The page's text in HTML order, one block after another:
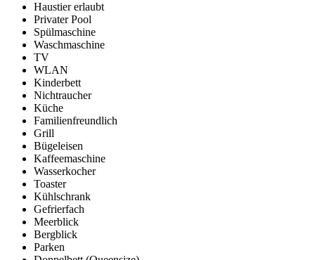
Haustier erlaubt
Privater Pool
Spülmaschine
Waschmaschine
TV
WLAN
Kinderbett
Nichtraucher
Küche
Familienfreundlich
Grill
Bügeleisen
Kaffeemaschine
Wasserkocher
Toaster
Kühlschrank
Gefrierfach
Meerblick
Bergblick
Parken